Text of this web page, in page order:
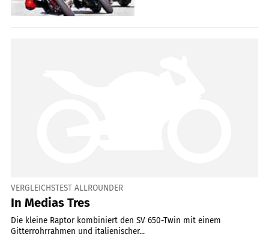
VERGLEICHSTEST ALLROUNDER
In Medias Tres
Die kleine Raptor kombiniert den SV 650-Twin mit einem
Gitterrohrrahmen und italienischer...